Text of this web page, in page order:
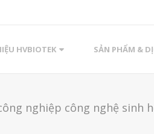
HVBIOTEK SẢN PHẨM &
nghiệp công nghệ sinh